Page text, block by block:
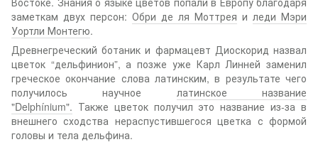
заметкам двух персон: Обри де ля Моттрея и леди Мэри
Уортли Монтегю.
Древнегреческий ботаник и фармацевт Диоскорид назвал
цветок “дельфинион”, а позже уже Карл Линней заменил
греческое окончание слова латинским, в результате чего
получилось научное латинское название
"Delphínium". Также цветок получил это название из-за в
внешнего сходства нераспустившегося цветка с формой
головы и тела дельфина.